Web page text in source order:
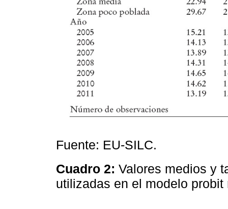
Fuente: EU-SILC.
Cuadro 2: Valores medios y
utilizadas en el modelo